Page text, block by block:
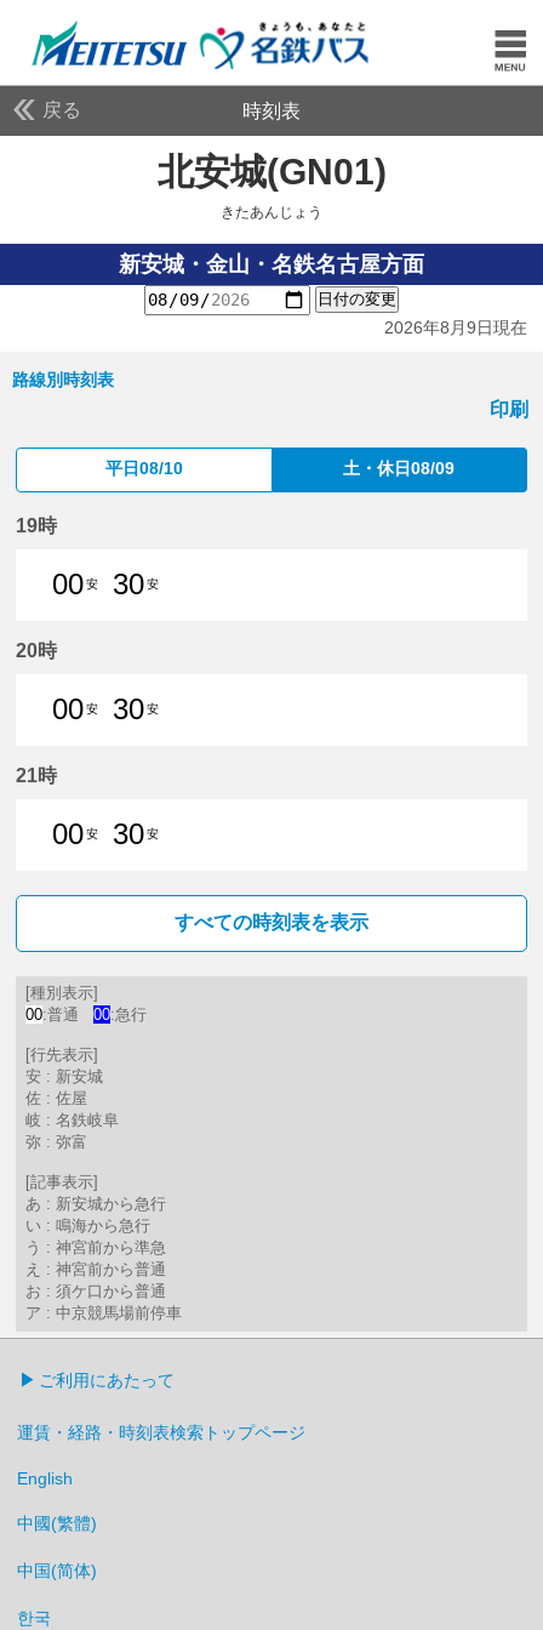
戻る 時刻表
北安城(GN01)
きたあんじょう
新安城・金山・名鉄名古屋方面
日付の変更
2026年8月9日現在
路線別時刻表
印刷
平日08/10 土・休日08/09
19時
00安
30安
20時
00安
30安
21時
00安
30安
すべての時刻表を表示
[種別表示]
00:普通 00:急行
[行先表示]
安 : 新安城
佐 : 佐屋
岐 : 名鉄岐阜
弥 : 弥富
[記事表示]
あ : 新安城から急行
い : 鳴海から急行
う : 神宮前から準急
え : 神宮前から普通
お : 須ケ口から普通
ア : 中京競馬場前停車
ご利用にあたって
運賃・経路・時刻表検索トップページ
English
中國(繁體)
中国(简体)
한국